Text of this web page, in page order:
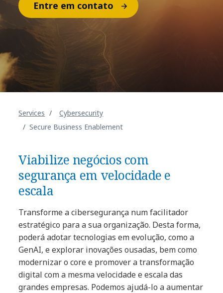
Entre em contato
Services
Cybersecurity
Secure Business Enablement
Viabilize negócios com
segurança em velocidade e
escala
Transforme a cibersegurança num facilitador
estratégico para a sua organização. Desta forma,
poderá adotar tecnologias em evolução, como a
GenAI, e explorar inovações ousadas, bem como
modernizar o core e promover a transformação
digital com a mesma velocidade e escala das
grandes empresas. Podemos ajudá-lo a aumentar